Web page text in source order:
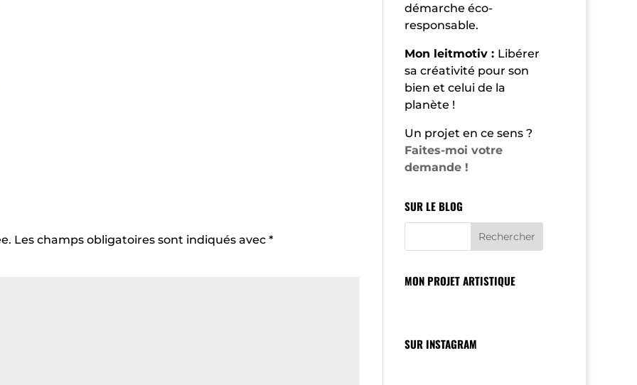
Les champs obligatoires sont indiqués avec *
démarche éco-
responsable.
Mon leitmotiv : Libérer
sa créativité pour son
bien et celui de la
planète !
Un projet en ce sens ?
Faites-moi votre
demande !
SUR LE BLOG
MON PROJET ARTISTIQUE
SUR INSTAGRAM